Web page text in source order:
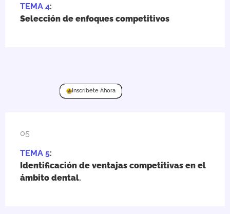
Inscríbete Ahora
TEMA 4:
Selección de enfoques competitivos
05
TEMA 5:
Identificación de ventajas competitivas en el
ámbito dental.